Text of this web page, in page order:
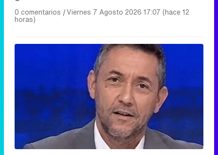
0 comentarios |Viernes 7 Agosto 2026 17:07 (hace 12
horas)